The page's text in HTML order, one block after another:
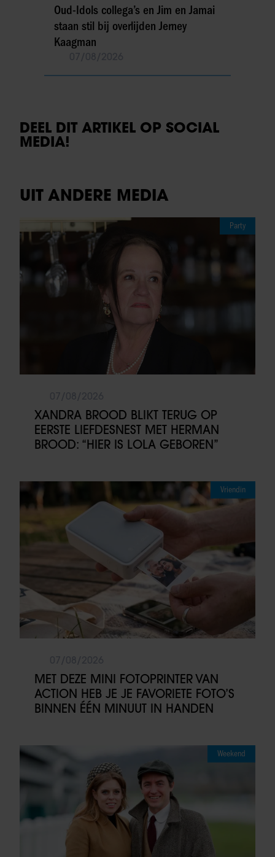
Oud-Idols collega’s en Jim en Jamai
staan stil bij overlijden Jerney
Kaagman
DEEL DIT ARTIKEL OP SOCIAL
MEDIA!
UIT ANDERE MEDIA
Party
XANDRA BROOD BLIKT TERUG OP
EERSTE LIEFDESNEST MET HERMAN
BROOD: “HIER IS LOLA GEBOREN”
Vriendin
MET DEZE MINI FOTOPRINTER VAN
ACTION HEB JE JE FAVORIETE FOTO’S
BINNEN ÉÉN MINUUT IN HANDEN
Weekend